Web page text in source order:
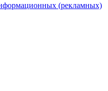
(рекламных)